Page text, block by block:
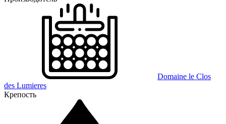
Domaine le Clos
des Lumieres
Крепость